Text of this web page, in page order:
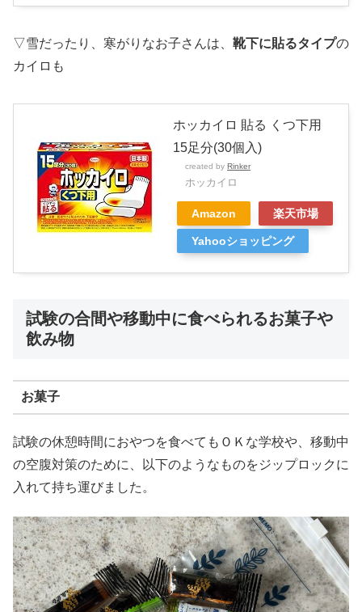
▽雪だったり、寒がりなお子さんは、 靴下に貼るタイプの
カイロも
ホッカイロ 貼る くつ下用
15足分(30個入)
created by Rinker
ホッカイロ
Amazon 楽天市場
Yahooショッピング
試験の合間や移動中に食べられるお菓子や
飲み物
お菓子
試験の休憩時間におやつを食べてもＯＫな学校や、移動中
の空腹対策のために、以下のようなものをジップロックに
入れて持ち運びました。